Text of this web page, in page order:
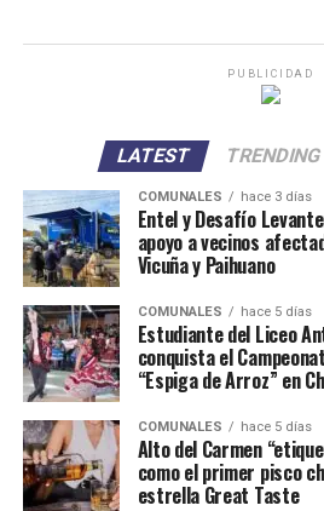
PUBLICIDAD
LATEST TRENDING
COMUNALES hace 3 días
Entel y Desafío
apoyo a vecinos
Vicuña y Paihuano
COMUNALES hace 5 días
Estudiante del Liceo
conquista el
“Espiga de Arroz” en
COMUNALES hace 5 días
Alto del Carmen
como el primer pisco
estrella Great Taste